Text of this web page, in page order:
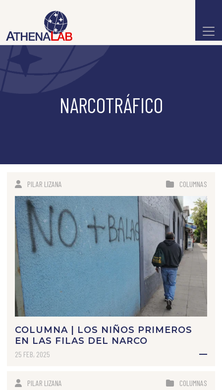
NARCOTRÁFICO
PILAR LIZANA COLUMNAS
COLUMNA | LOS NIÑOS PRIMEROS
EN LAS FILAS DEL NARCO
25 FEB, 2025
PILAR LIZANA COLUMNAS